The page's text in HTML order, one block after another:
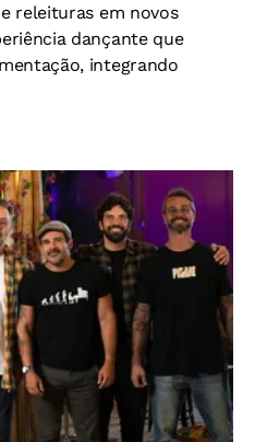
releituras em novos
dançante que
integrando